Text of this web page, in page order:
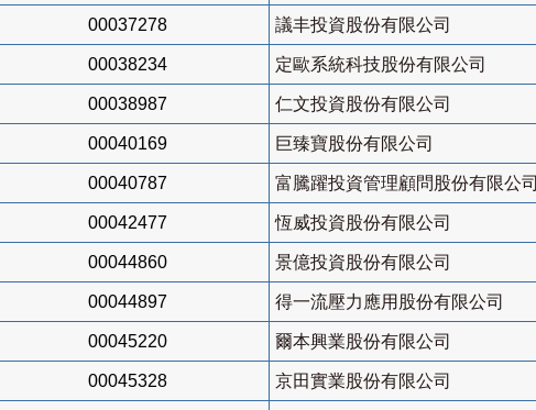
00037278 議丰投資股份有限公司
00038234 定歐系統科技股份有限公司
00038987 仁文投資股份有限公司
00040169 巨臻寶股份有限公司
00040787 富騰躍投資管理顧問股份有限公司
00042477 恆威投資股份有限公司
00044860 景億投資股份有限公司
00044897 得一流壓力應用股份有限公司
00045220 爾本興業股份有限公司
00045328 京田實業股份有限公司